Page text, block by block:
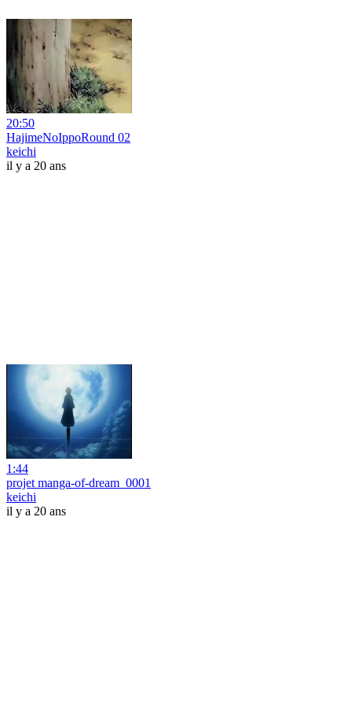
20:50
HajimeNoIppoRound 02
keichi
il y a 20 ans
1:44
projet manga-of-dream_0001
keichi
il y a 20 ans